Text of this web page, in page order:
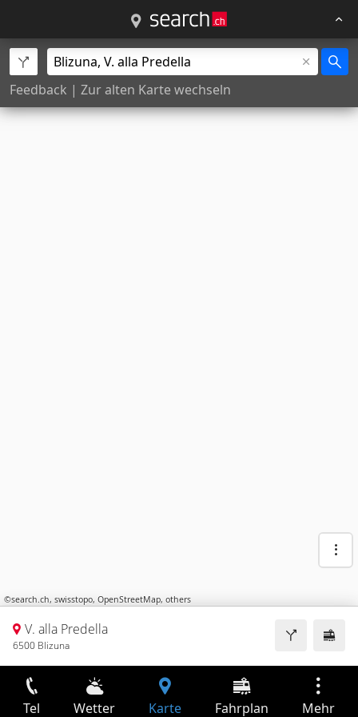
Feedback | Zur alten Karte wechseln
©search.ch, swisstopo, OpenStreetMap, others
V. alla Predella
6500 Blizuna
Tel Wetter Karte Fahrplan Mehr